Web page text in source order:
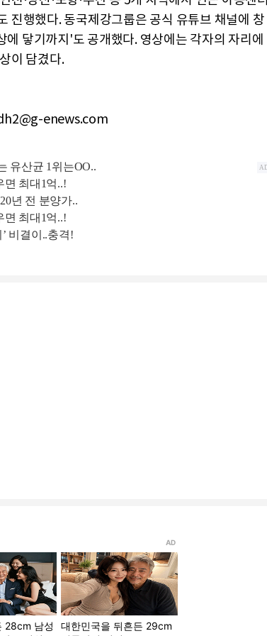
진행했다. 동국제강그룹은 공식 유튜브 채널에 창
에 닿기까지'도 공개했다. 영상에는 각자의 자리에
이 담겼다.
enews.com